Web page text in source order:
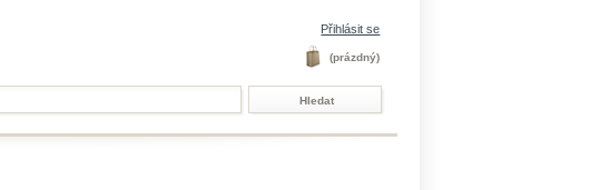
Přihlásit se
(prázdný)